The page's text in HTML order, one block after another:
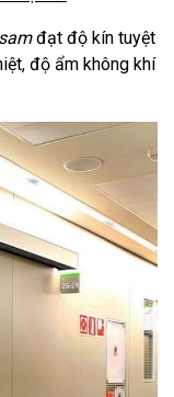
đạt độ kín tuyệt
độ ẩm không khí